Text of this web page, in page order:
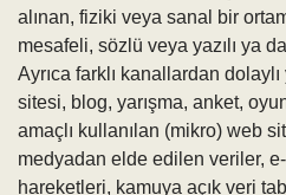
alınan, fiziki veya sanal bir
mesafeli, sözlü veya yazılı ya
Ayrıca farklı kanallardan
sitesi, blog, yarışma, anket,
amaçlı kullanılan (mikro) web
medyadan elde edilen veriler,
hareketleri, kamuya açık veri